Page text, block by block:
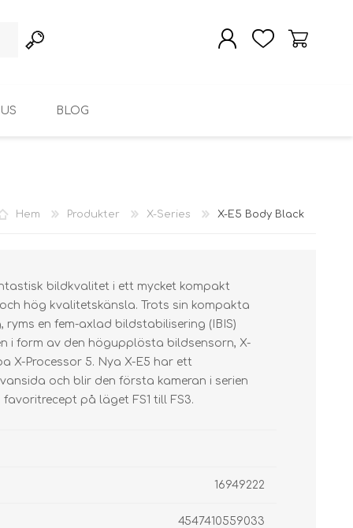
BLOG
Hem Produkter X-Series X-E5 Body Black
bildkvalitet i ett mycket kompakt
hög kvalitetskänsla. Trots sin kompakta
en fem-axlad bildstabilisering (IBIS)
i form av den högupplösta bildsensorn, X-
X-Processor 5. Nya X-E5 har ett
och blir den första kameran i serien
på läget FS1 till FS3.
16949222
4547410559033